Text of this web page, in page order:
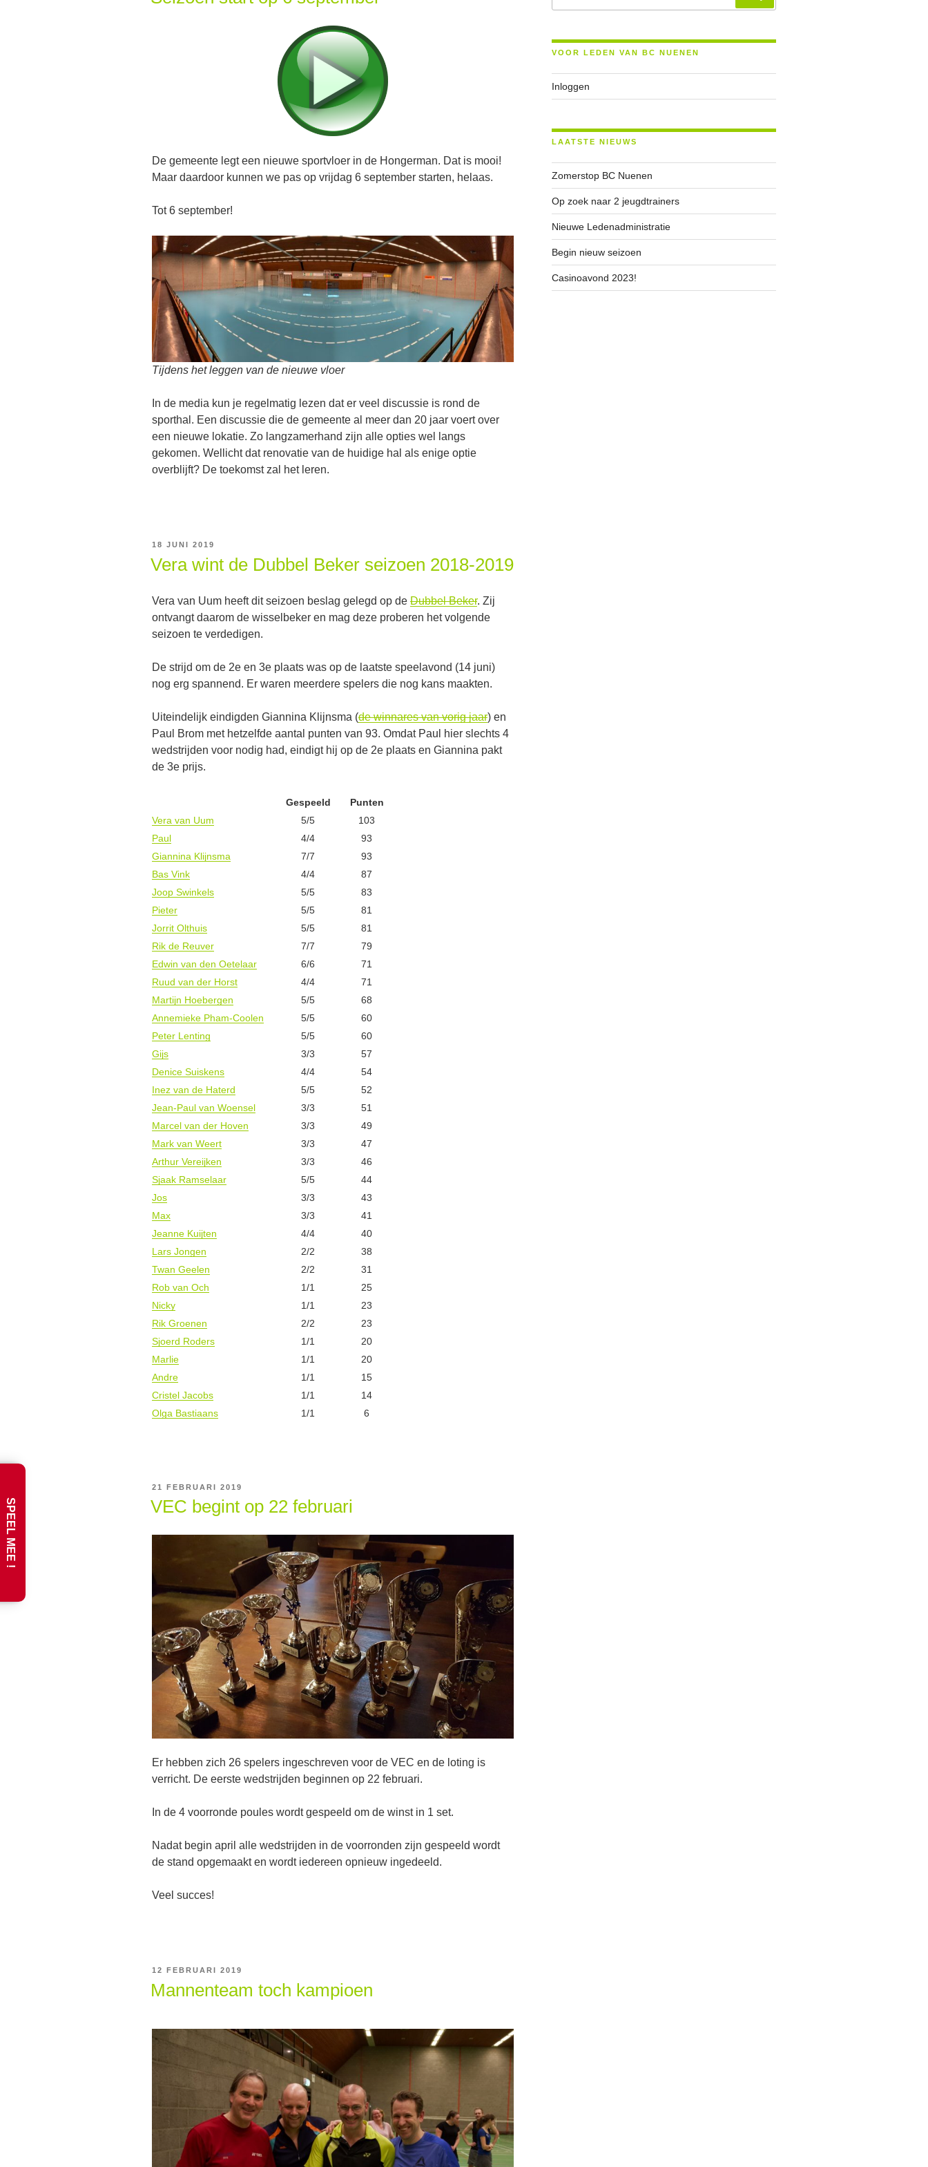
De gemeente legt een nieuwe sportvloer in de Hongerman. Dat is mooi!
Maar daardoor kunnen we pas op vrijdag 6 september starten, helaas.
Tot 6 september!
Tijdens het leggen van de nieuwe vloer
In de media kun je regelmatig lezen dat er veel discussie is rond de
sporthal. Een discussie die de gemeente al meer dan 20 jaar voert over
een nieuwe lokatie. Zo langzamerhand zijn alle opties wel langs
gekomen. Wellicht dat renovatie van de huidige hal als enige optie
overblijft? De toekomst zal het leren.
GEPLAATST
18 JUNI 2019
Vera wint de Dubbel Beker seizoen 2018-2019
Vera van Uum heeft dit seizoen beslag gelegd op de Dubbel Beker. Zij
ontvangt daarom de wisselbeker en mag deze proberen het volgende
seizoen te verdedigen.
De strijd om de 2e en 3e plaats was op de laatste speelavond (14 juni)
nog erg spannend. Er waren meerdere spelers die nog kans maakten.
Uiteindelijk eindigden Giannina Klijnsma (de winnares van vorig jaar) en
Paul Brom met hetzelfde aantal punten van 93. Omdat Paul hier slechts 4
wedstrijden voor nodig had, eindigt hij op de 2e plaats en Giannina pakt
de 3e prijs.
Gespeeld
Punten
Vera van Uum
5/5
103
Paul
4/4
93
Giannina Klijnsma
7/7
93
Bas Vink
4/4
87
Joop Swinkels
5/5
83
Pieter
5/5
81
Jorrit Olthuis
5/5
81
Rik de Reuver
7/7
79
Edwin van den Oetelaar
6/6
71
Ruud van der Horst
4/4
71
Martijn Hoebergen
5/5
68
Annemieke Pham-Coolen
5/5
60
Peter Lenting
5/5
60
Gijs
3/3
57
Denice Suiskens
4/4
54
Inez van de Haterd
5/5
52
Jean-Paul van Woensel
3/3
51
Marcel van der Hoven
3/3
49
Mark van Weert
3/3
47
Arthur Vereijken
3/3
46
Sjaak Ramselaar
5/5
44
Jos
3/3
43
Max
3/3
41
Jeanne Kuijten
4/4
40
Lars Jongen
2/2
38
Twan Geelen
2/2
31
Rob van Och
1/1
25
Nicky
1/1
23
Rik Groenen
2/2
23
Sjoerd Roders
1/1
20
Marlie
1/1
20
Andre
1/1
15
Cristel Jacobs
1/1
14
Olga Bastiaans
1/1 6
GEPLAATST
21 FEBRUARI 2019
VEC begint op 22 februari
Er hebben zich 26 spelers ingeschreven voor de VEC en de loting is
verricht. De eerste wedstrijden beginnen op 22 februari.
In de 4 voorronde poules wordt gespeeld om de winst in 1 set.
Nadat begin april alle wedstrijden in de voorronden zijn gespeeld wordt
de stand opgemaakt en wordt iedereen opnieuw ingedeeld.
Veel succes!
GEPLAATST
12 FEBRUARI 2019
Mannenteam toch kampioen
VOOR LEDEN VAN BC NUENEN
Inloggen
LAATSTE NIEUWS
Zomerstop BC Nuenen
Op zoek naar 2 jeugdtrainers
Nieuwe Ledenadministratie
Begin nieuw seizoen
Casinoavond 2023!
SPEEL MEE !